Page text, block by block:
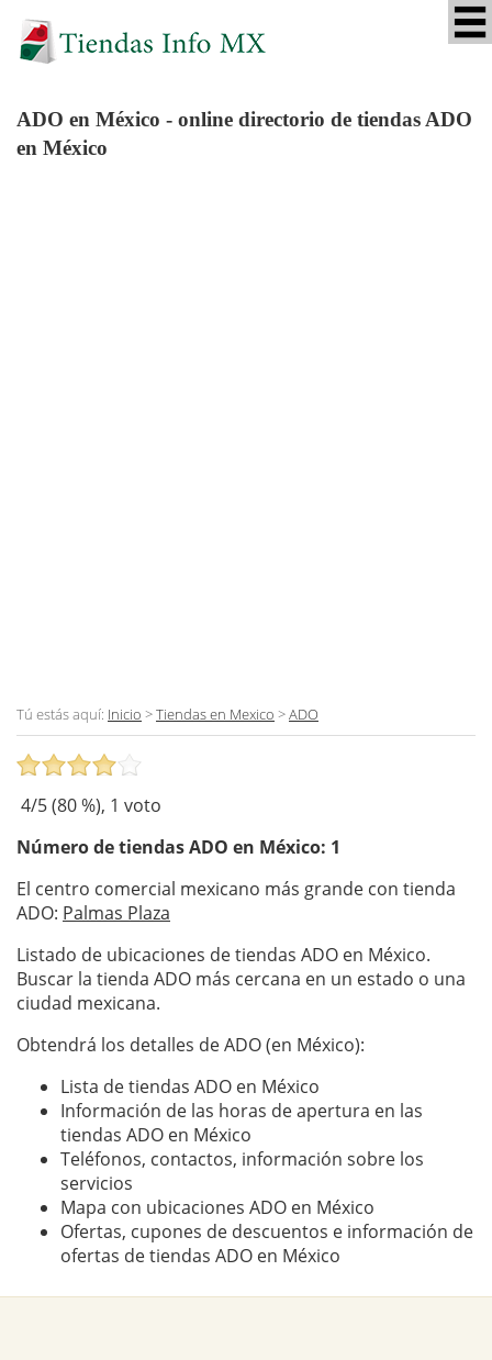
ADO en México - online directorio de tiendas ADO
en México
Tú estás aquí: Inicio >Tiendas en Mexico >ADO
4/5 (80%), 1 voto
Número de tiendasADO en México: 1
El centro comercial mexicano más grande con tienda
ADO: Palmas Plaza
Listado de ubicaciones de tiendas ADO en México.
Buscar la tienda ADO más cercana en un estado o una
ciudad mexicana.
Obtendrá los detalles de ADO (en México):
Lista de tiendas ADO en México
Información de las horas de apertura en las
tiendas ADO en México
Teléfonos, contactos, información sobre los
servicios
Mapa con ubicaciones ADO en México
Ofertas, cupones de descuentos e información de
ofertas de tiendas ADO en México